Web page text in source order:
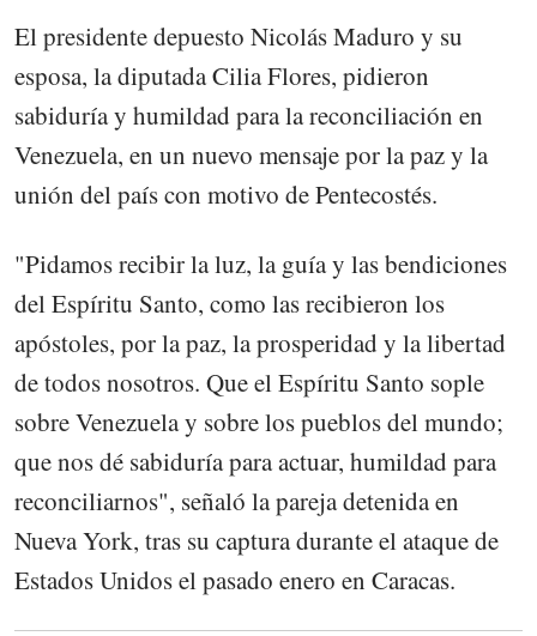
El presidente depuesto Nicolás Maduro y su
esposa, la diputada Cilia Flores, pidieron
sabiduría y humildad para la reconciliación en
Venezuela, en un nuevo mensaje por la paz y la
unión del país con motivo de Pentecostés.
"Pidamos recibir la luz, la guía y las bendiciones
del Espíritu Santo, como las recibieron los
apóstoles, por la paz, la prosperidad y la libertad
de todos nosotros. Que el Espíritu Santo sople
sobre Venezuela y sobre los pueblos del mundo;
que nos dé sabiduría para actuar, humildad para
reconciliarnos", señaló la pareja detenida en
Nueva York, tras su captura durante el ataque de
Estados Unidos el pasado enero en Caracas.